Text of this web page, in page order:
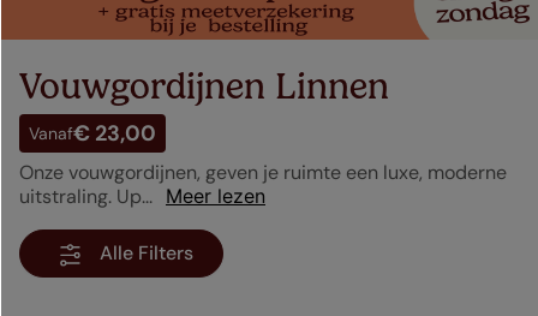
Vouwgordijnen Linnen
Vanaf€ 23,00
Onze vouwgordijnen, geven je ruimte een luxe, moderne
uitstraling. Up... Meer lezen
Alle Filters